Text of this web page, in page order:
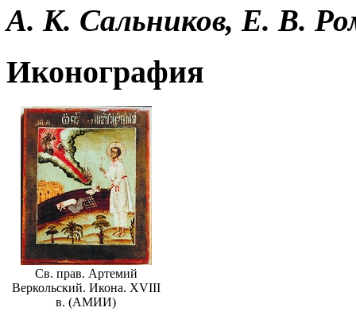
А. К. Сальников, Е. В.
Иконография
Св. прав. Артемий
Веркольский. Икона. XVIII
в. (АМИИ)